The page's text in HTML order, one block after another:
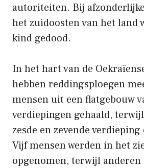
autoriteiten. Bij
het zuidoosten van het land
kind gedood.
In het hart van de
hebben reddingsploegen
mensen uit een flatgebouw
verdiepingen gehaald,
zesde en zevende
Vijf mensen werden in het
opgenomen, terwijl anderen